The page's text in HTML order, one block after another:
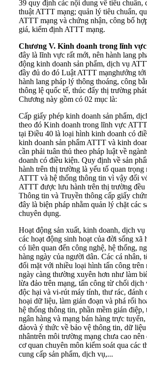
39 quy định các nội dung về tiêu chuẩn,
thuật ATTT mạng; quản lý tiêu chuẩn,
ATTT mạng và chứng nhận, công bố
giá, kiểm định ATTT mạng.
Chương V. Kinh doanh trong lĩnh
đây là lĩnh vực rất mới, nên hành lang
động kinh doanh sản phẩm, dịch vụ
đầy đủ do đó Luật ATTT mạnghướng
hành lang pháp lý thông thoáng, công
thông lệ quốc tế, thúc đẩy thị trường
Chương này gồm có 02 mục là:
Cấp giấy phép kinh doanh sản phẩm,
theo đó Kinh doanh trong lĩnh vực
tại Điều 40 là loại hình kinh doanh có
kinh doanh sản phẩm ATTT và kinh
cần phải tuân thủ theo pháp luật về
doanh có điều kiện. Quy định về sản
hành trên thị trường là yếu tố quan trọng
ATTT và hệ thống thông tin vì vậy đối
ATTT được lưu hành trên thị trường
Thông tin và Truyền thông cấp giấy
đây là biện pháp nhằm quản lý chặt các
chuyên dụng.
Hoạt động sản xuất, kinh doanh, dịch
các hoạt động sinh hoạt của đời sống xã
có liên quan đến công nghệ, hệ thống,
hàng ngày của người dân. Các cá nhân,
đối mặt với nhiều loại hình tấn công trên
ngày càng thường xuyên hơn như làm
lừa đảo trên mạng, tấn công từ chối dịch
độc hại và vi-rút máy tính, thư rác, đánh
hoại dữ liệu, làm gián đoạn và phá rối
hệ thống thông tin, phần mềm gián điệp,
ngân hàng và mạng bán hàng trực
đảovà ý thức về bảo vệ thông tin, dữ
nhântrên môi trường mạng chưa cao nên
cơ quan chuyên môn kiểm soát qua các
cung cấp sản phẩm, dịch vụ,...